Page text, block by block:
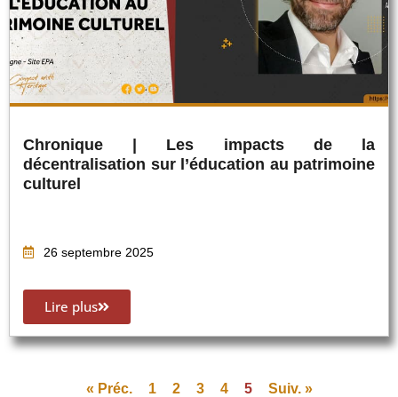
Chronique | Les impacts de la
décentralisation sur l’éducation au patrimoine
culturel
26 septembre 2025
Lire plus
« Préc. 1 2 3 4 5 Suiv. »